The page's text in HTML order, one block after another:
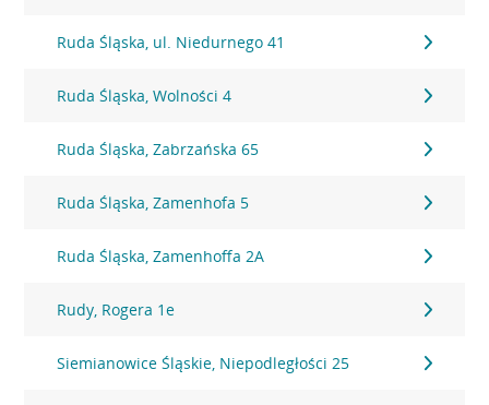
Ruda Śląska, ul. Niedurnego 41
Ruda Śląska, Wolności 4
Ruda Śląska, Zabrzańska 65
Ruda Śląska, Zamenhofa 5
Ruda Śląska, Zamenhoffa 2A
Rudy, Rogera 1e
Siemianowice Śląskie, Niepodległości 25